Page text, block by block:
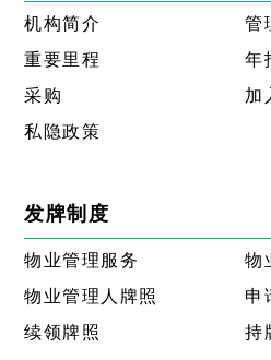
机构简介
管
重要里程
年
采购
加
私隐政策
发牌制度
物业管理服务
物
物业管理人牌照
申
续领牌照
持